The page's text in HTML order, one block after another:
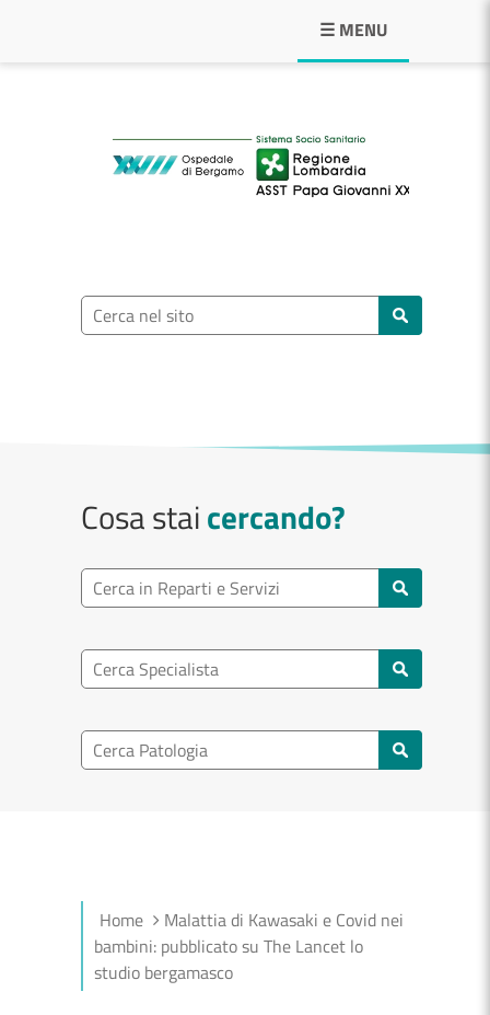
☰ MENU
ASST Papa
Ricerca nel sito
Cosa staicercando?
Ricerca reparto
Ricerca specialisti
Ricerca nel patologia
Home
Malattia di Kawasaki e Covid nei
bambini: pubblicato su The Lancet lo
studio bergamasco